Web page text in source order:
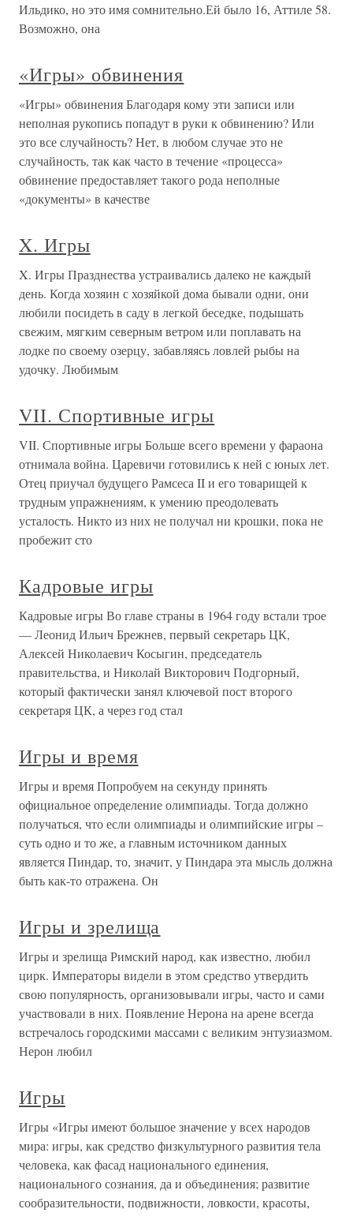
Ильдико, но это имя сомнительно.Ей было 16, Аттиле 58.
Возможно, она
«Игры» обвинения
«Игры» обвинения Благодаря кому эти записи или
неполная рукопись попадут в руки к обвинению? Или
это все случайность? Нет, в любом случае это не
случайность, так как часто в течение «процесса»
обвинение предоставляет такого рода неполные
«документы» в качестве
X. Игры
X. Игры Празднества устраивались далеко не каждый
день. Когда хозяин с хозяйкой дома бывали одни, они
любили посидеть в саду в легкой беседке, подышать
свежим, мягким северным ветром или поплавать на
лодке по своему озерцу, забавляясь ловлей рыбы на
удочку. Любимым
VII. Спортивные игры
VII. Спортивные игры Больше всего времени у фараона
отнимала война. Царевичи готовились к ней с юных лет.
Отец приучал будущего Рамсеса II и его товарищей к
трудным упражнениям, к умению преодолевать
усталость. Никто из них не получал ни крошки, пока не
пробежит сто
Кадровые игры
Кадровые игры Во главе страны в 1964 году встали трое
— Леонид Ильич Брежнев, первый секретарь ЦК,
Алексей Николаевич Косыгин, председатель
правительства, и Николай Викторович Подгорный,
который фактически занял ключевой пост второго
секретаря ЦК, а через год стал
Игры и время
Игры и время Попробуем на секунду принять
официальное определение олимпиады. Тогда должно
получаться, что если олимпиады и олимпийские игры –
суть одно и то же, а главным источником данных
является Пиндар, то, значит, у Пиндара эта мысль должна
быть как-то отражена. Он
Игры и зрелища
Игры и зрелища Римский народ, как известно, любил
цирк. Императоры видели в этом средство утвердить
свою популярность, организовывали игры, часто и сами
участвовали в них. Появление Нерона на арене всегда
встречалось городскими массами с великим энтузиазмом.
Нерон любил
Игры
Игры «Игры имеют большое значение у всех народов
мира: игры, как средство физкультурного развития тела
человека, как фасад национального единения,
национального сознания, да и объединения; развитие
сообразительности, подвижности, ловкости, красоты,